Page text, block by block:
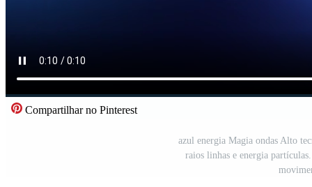
Compartilhar no Pinterest
azul energia Magia ondas Alto
raios linhas e energia